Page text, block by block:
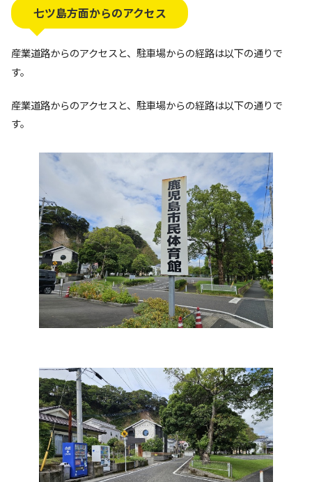
七ツ島方面からのアクセス
産業道路からのアクセスと、駐車場からの経路は以下の通りで
す。
産業道路からのアクセスと、駐車場からの経路は以下の通りで
す。